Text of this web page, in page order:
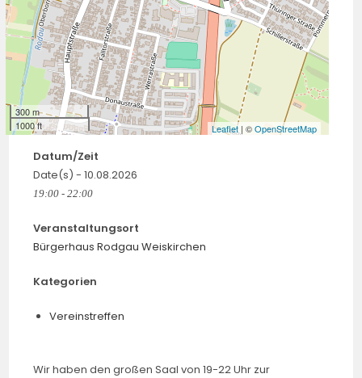
300 m
1000 ft
Leaflet| ©OpenStreetMap
Datum/Zeit
Date(s) - 10.08.2026
19:00 - 22:00
Veranstaltungsort
Bürgerhaus Rodgau Weiskirchen
Kategorien
Vereinstreffen
Wir haben den großen Saal von 19-22 Uhr zur